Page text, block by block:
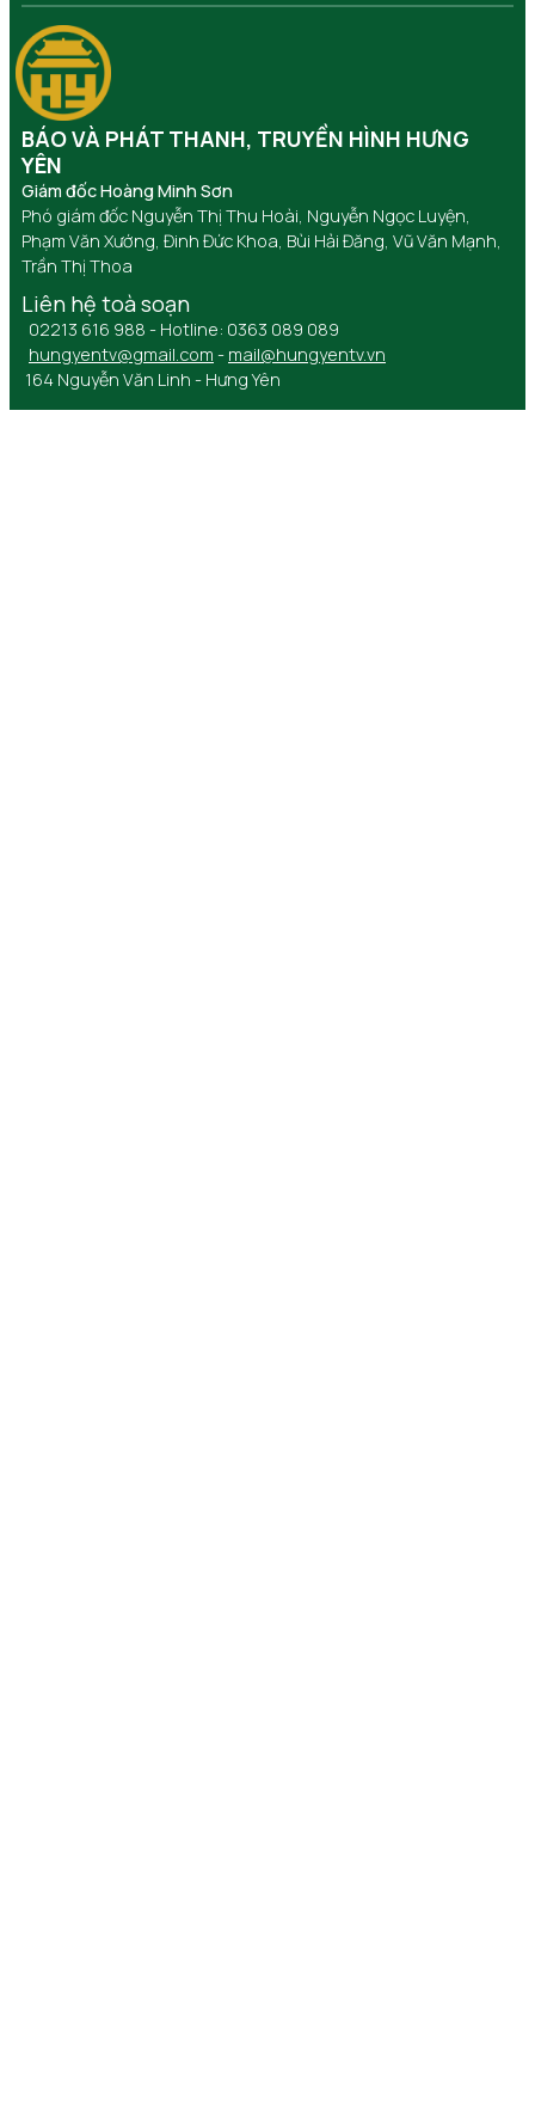
BÁO VÀ PHÁT THANH, TRUYỀN HÌNH HƯNG
YÊN
Giám đốc Hoàng Minh Sơn
Phó giám đốc Nguyễn Thị Thu Hoài, Nguyễn Ngọc Luyện,
Phạm Văn Xướng, Đinh Đức Khoa, Bùi Hải Đăng, Vũ Văn Mạnh,
Trần Thị Thoa
Liên hệ toà soạn
02213 616 988 - Hotline: 0363 089 089
hungyentv@gmail.com - mail@hungyentv.vn
164 Nguyễn Văn Linh - Hưng Yên